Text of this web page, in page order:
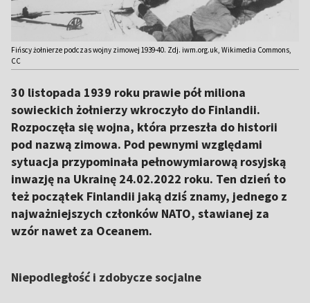
Fińscy żołnierze podczas wojny zimowej 1939-40. Zdj. iwm.org.uk, Wikimedia Commons,
CC
30 listopada 1939 roku prawie pół miliona
sowieckich żołnierzy wkroczyło do Finlandii.
Rozpoczęła się wojna, która przeszła do historii
pod nazwą zimowa. Pod pewnymi względami
sytuacja przypominała pełnowymiarową rosyjską
inwazję na Ukrainę 24.02.2022 roku. Ten dzień to
też początek Finlandii jaką dziś znamy, jednego z
najważniejszych członków NATO, stawianej za
wzór nawet za Oceanem.
Niepodległość i zdobycze socjalne